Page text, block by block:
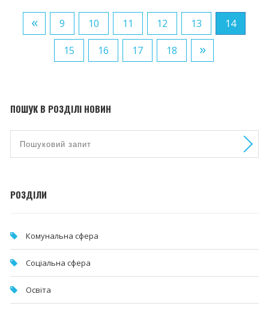
щеплено 16509. Третя бустерна доза - 4451,
четверта - 97. Шановні покровчани! При перших
симптомах
« 9 10 11 12 13 14
15 16 17 18 »
ПОШУК В РОЗДІЛІ НОВИН
РОЗДІЛИ
Комунальна cфера
Соціальна сфера
Освіта